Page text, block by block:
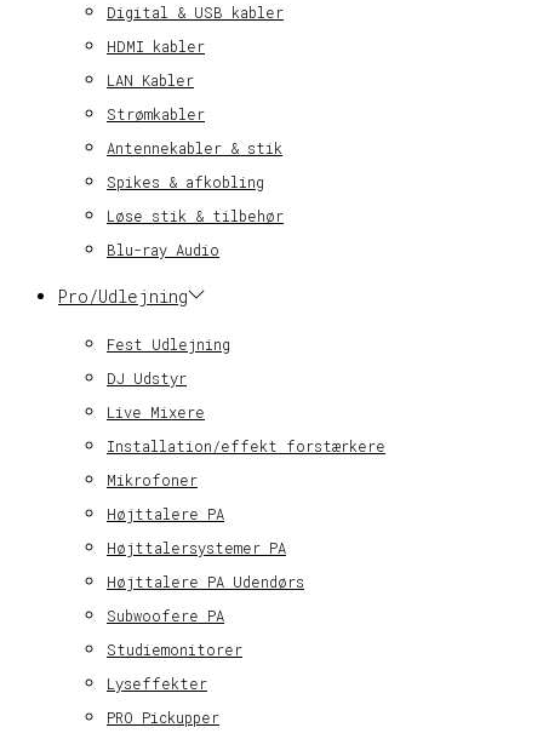
Digital & USB kabler
HDMI kabler
LAN Kabler
Strømkabler
Antennekabler & stik
Spikes & afkobling
Løse stik & tilbehør
Blu-ray Audio
Pro/Udlejning
Fest Udlejning
DJ Udstyr
Live Mixere
Installation/effekt forstærkere
Mikrofoner
Højttalere PA
Højttalersystemer PA
Højttalere PA Udendørs
Subwoofere PA
Studiemonitorer
Lyseffekter
PRO Pickupper